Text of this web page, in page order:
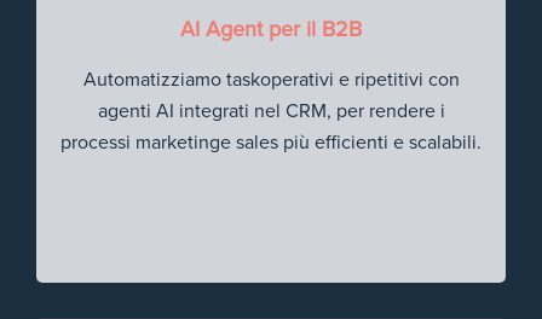
AI Agent per il B2B
Automatizziamo taskoperativi e ripetitivi con
agenti AI integrati nel CRM, per rendere i
processi marketinge sales più efficienti e scalabili.